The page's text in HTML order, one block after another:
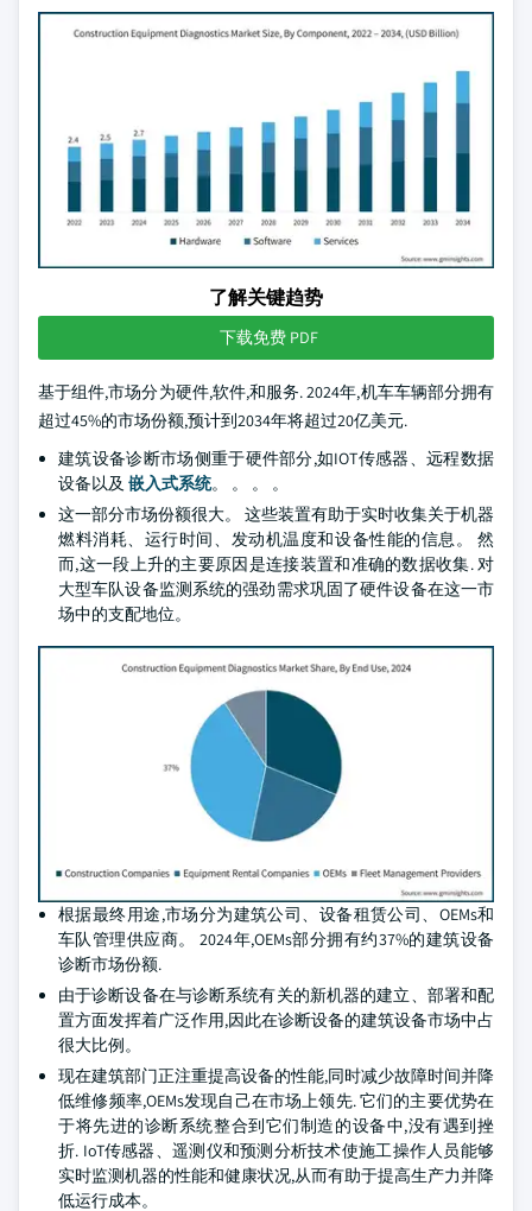
了解关键趋势
下载免费 PDF
基于组件,市场分为硬件,软件,和服务. 2024年,机车车辆部分拥有
超过45%的市场份额,预计到2034年将超过20亿美元.
建筑设备诊断市场侧重于硬件部分,如IOT传感器、远程数据
设备以及 嵌入式系统。 。 。 。
这一部分市场份额很大。 这些装置有助于实时收集关于机器
燃料消耗、运行时间、发动机温度和设备性能的信息。 然
而,这一段上升的主要原因是连接装置和准确的数据收集. 对
大型车队设备监测系统的强劲需求巩固了硬件设备在这一市
场中的支配地位。
根据最终用途,市场分为建筑公司、设备租赁公司、OEMs和
车队管理供应商。 2024年,OEMs部分拥有约37%的建筑设备
诊断市场份额.
由于诊断设备在与诊断系统有关的新机器的建立、部署和配
置方面发挥着广泛作用,因此在诊断设备的建筑设备市场中占
很大比例。
现在建筑部门正注重提高设备的性能,同时减少故障时间并降
低维修频率,OEMs发现自己在市场上领先. 它们的主要优势在
于将先进的诊断系统整合到它们制造的设备中,没有遇到挫
折. IoT传感器、遥测仪和预测分析技术使施工操作人员能够
实时监测机器的性能和健康状况,从而有助于提高生产力并降
低运行成本。